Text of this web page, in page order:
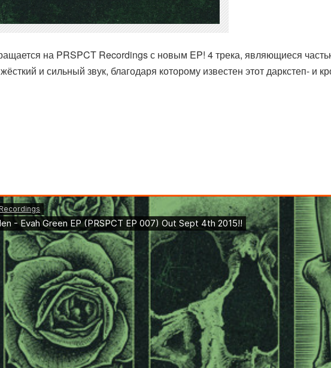
на PRSPCT Recordings с новым EP! 4 трека, являющиеся
и сильный звук, благодаря которому известен этот даркстеп- и